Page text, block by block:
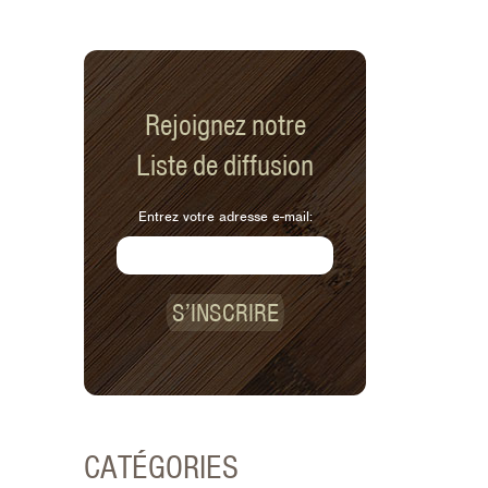
Rejoignez notre
Liste de diffusion
Entrez votre adresse e-mail:
S’INSCRIRE
CATÉGORIES